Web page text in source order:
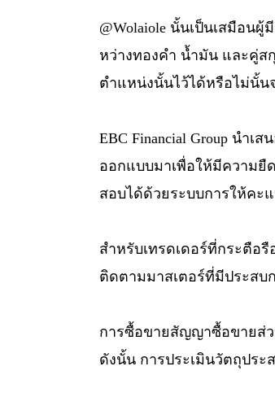
@Wolaiole นั้นเป็นเสมือน
หว่างทองคำ น้ำมัน และคู่ส
ตำแหน่งนั้นไว้ได้หรือไม่นั้น
EBC Financial Group นำ
ออกแบบมาเพื่อให้มีความ
สอบได้ด้วยระบบการให้ค
สำหรับเทรดเดอร์ที่กระตื
ติดตามมาสเตอร์ที่มีประสบ
การซื้อขายสัญญาซื้อขายส่ว
ดังนั้น การประเมินวัตถุประ